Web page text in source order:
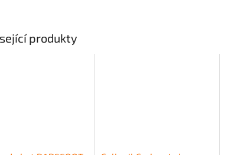
produkty